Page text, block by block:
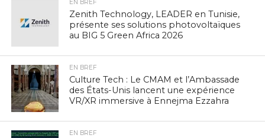
EN BREF
Zenith Technology, LEADER en Tunisie,
présente ses solutions photovoltaïques
au BIG 5 Green Africa 2026
EN BREF
Culture Tech : Le CMAM et l’Ambassade
des États-Unis lancent une expérience
VR/XR immersive à Ennejma Ezzahra
EN BREF